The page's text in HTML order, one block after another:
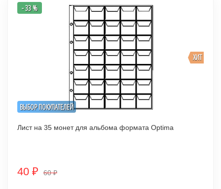
ВЫБОР ПОКУПАТЕЛЕЙ
ХИТ
- 33 %
Лист на 35 монет для альбома формата Optima
40 ₽ 60₽